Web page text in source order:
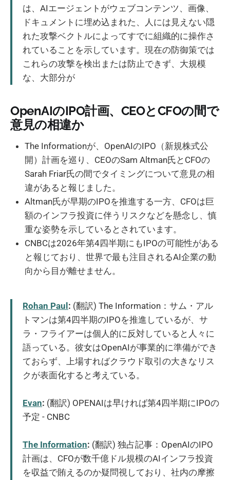
は、AIエージェントがウェブコンテンツ、画像、
ドキュメントに埋め込まれた、人には見えない隠
れた攻撃ベクトルによってすでに組織的に操作さ
れていることを示しています。現在の防御策では
これらの攻撃を検出または防止できず、大規模
な、大部分が
OpenAIのIPO計画、CEOとCFOの間で
意見の相違か
The Informationが、OpenAIのIPO（新規株式公
開）計画を巡り、CEOのSam Altman氏とCFOの
Sarah Friar氏の間でタイミングについて意見の相
違があると報じました。
Altman氏が早期のIPOを推進する一方、CFOは巨
額のインフラ投資に伴うリスクなどを懸念し、慎
重な姿勢を示しているとされています。
CNBCは2026年第4四半期にもIPOの可能性がある
と報じており、世界で最も注目されるAI企業の動
向から目が離せません。
Rohan Paul: (翻訳) The Information：サム・アル
トマンは第4四半期のIPOを推進しているが、サ
ラ・フライアーは個人的に反対していると人々に
語っている。彼女はOpenAIが事業的に準備ができ
ておらず、上場すればクラウド取引の大きなリス
クが表面化すると考えている。
Evan: (翻訳) OPENAIは早ければ第4四半期にIPOの
予定 - CNBC
The Information: (翻訳) 独占記事：OpenAIのIPO
計画は、CFOが数千億ドル規模のAIインフラ投資
を収益で賄えるのか疑問視しており、社内の摩擦